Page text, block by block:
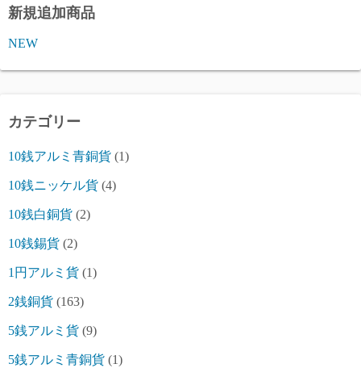
新規追加商品
NEW
カテゴリー
10銭アルミ青銅貨 (1)
10銭ニッケル貨 (4)
10銭白銅貨 (2)
10銭錫貨 (2)
1円アルミ貨 (1)
2銭銅貨 (163)
5銭アルミ貨 (9)
5銭アルミ青銅貨 (1)